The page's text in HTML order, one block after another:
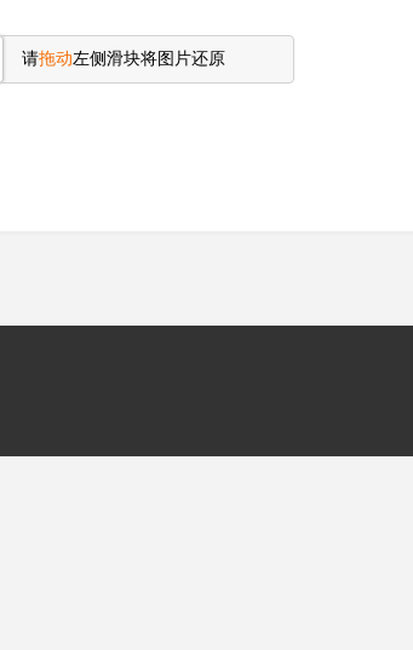
请拖动左侧滑块将图片还原